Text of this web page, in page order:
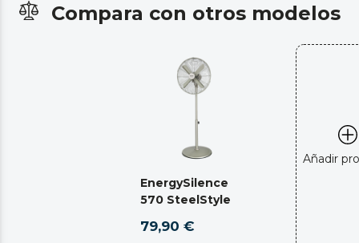
Compara con otros modelos
EnergySilence
570 SteelStyle
79,90 €
Añadir